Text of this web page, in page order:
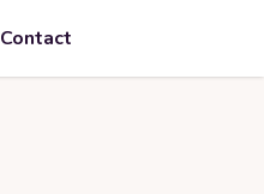
Contact